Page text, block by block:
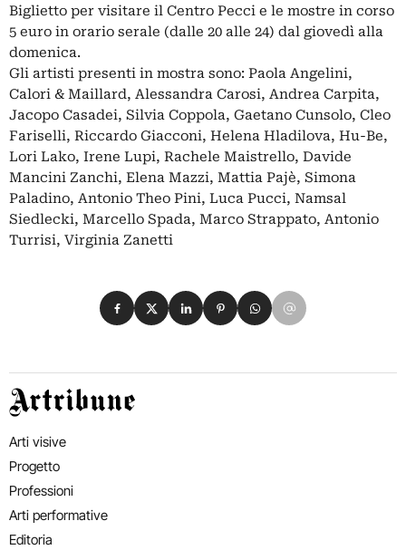
Biglietto per visitare il Centro Pecci e le mostre in corso
5 euro in orario serale (dalle 20 alle 24) dal giovedì alla
domenica.
Gli artisti presenti in mostra sono: Paola Angelini,
Calori & Maillard, Alessandra Carosi, Andrea Carpita,
Jacopo Casadei, Silvia Coppola, Gaetano Cunsolo, Cleo
Fariselli, Riccardo Giacconi, Helena Hladilova, Hu-Be,
Lori Lako, Irene Lupi, Rachele Maistrello, Davide
Mancini Zanchi, Elena Mazzi, Mattia Pajè, Simona
Paladino, Antonio Theo Pini, Luca Pucci, Namsal
Siedlecki, Marcello Spada, Marco Strappato, Antonio
Turrisi, Virginia Zanetti
Condividi su Facebook
Condividi su X
Condividi su LinkedIn
Condividi su Pinterest
Condividi su WhatsApp
Condividi su Email
Artribune
Arti visive
Progetto
Professioni
Arti performative
Editoria